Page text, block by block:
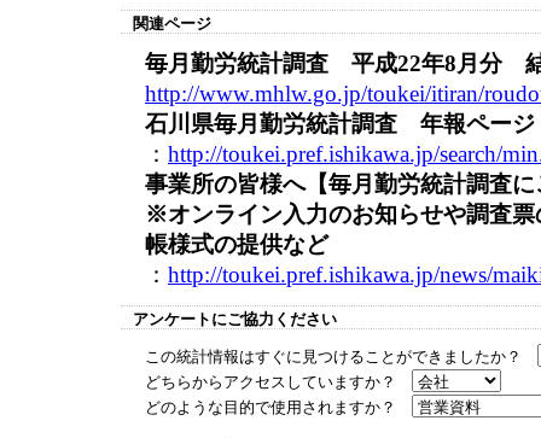
関連ページ
毎月勤労統計調査 平成22年8月分
http://www.mhlw.go.jp/toukei/itiran/
石川県毎月勤労統計調査 年報ページ
： http://toukei.pref.ishikawa.jp/search/
事業所の皆様へ【毎月勤労統計調査
※オンライン入力のお知らせや調査
帳様式の提供など
： http://toukei.pref.ishikawa.jp/news/
アンケートにご協力ください
この統計情報はすぐに見つけることができましたか？
どちらからアクセスしていますか？
どのような目的で使用されますか？